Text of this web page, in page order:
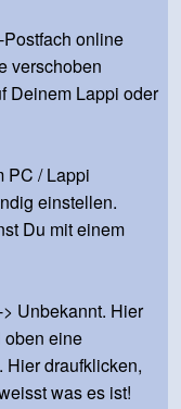
online
verschoben
Deinem Lappi oder
PC / Lappi
einstellen.
Du mit einem
Unbekannt. Hier
eine
Hier draufklicken,
was es ist!